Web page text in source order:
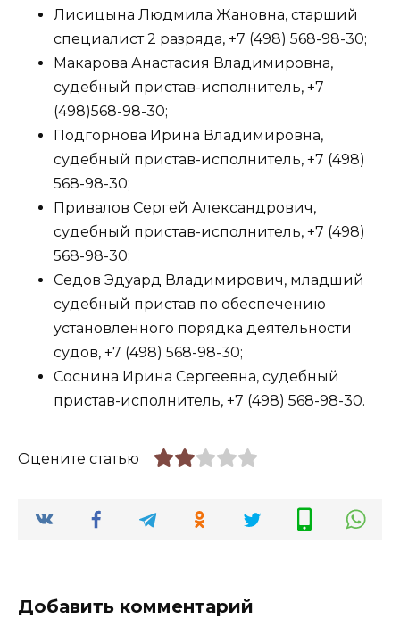
Лисицына Людмила Жановна, старший
специалист 2 разряда, +7 (498) 568-98-30;
Макарова Анастасия Владимировна,
судебный пристав-исполнитель, +7
(498)568-98-30;
Подгорнова Ирина Владимировна,
судебный пристав-исполнитель, +7 (498)
568-98-30;
Привалов Сергей Александрович,
судебный пристав-исполнитель, +7 (498)
568-98-30;
Седов Эдуард Владимирович, младший
судебный пристав по обеспечению
установленного порядка деятельности
судов, +7 (498) 568-98-30;
Соснина Ирина Сергеевна, судебный
пристав-исполнитель, +7 (498) 568-98-30.
Оцените статью
Добавить комментарий